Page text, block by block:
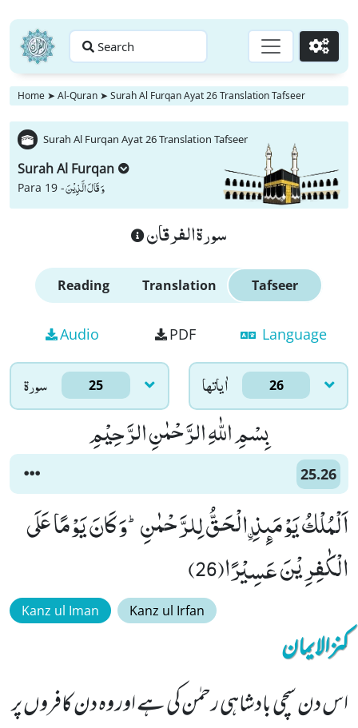
Search Go
Home ➤ Al-Quran ➤ Surah Al Furqan Ayat 26 Translation Tafseer
Surah Al Furqan Ayat 26 Translation Tafseer
Surah Al Furqan
Para 19 -وَ قَالَ الَّذِیْنَ
سورة الفرقان
Reading Translation Tafseer
Audio PDF Language
سورۃ 25 اٰياتها 26
بِسْمِ اللّٰهِ الرَّحْمٰنِ الرَّحِیْمِ
25.26
اَلْمُلْكُ یَوْمَىٕذِ ﹰالْحَقُّ لِلرَّحْمٰنِؕ-وَ كَانَ یَوْمًا عَلَى
الْكٰفِرِیْنَ عَسِیْرًا(26)
Kanz ul Iman Kanz ul Irfan
کنزالایمان
اس دن سچی بادشاہی رحمٰن کی ہے اور وہ دن کافروں پر